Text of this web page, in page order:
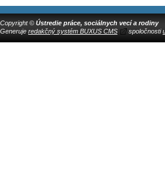
Copyright © Ústredie práce, sociálnych vecí a rodiny
Generuje redakčný systém BUXUS CMS spoločnosti